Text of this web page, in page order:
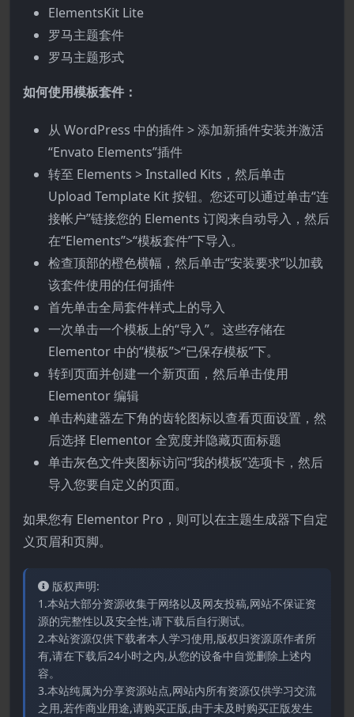
ElementsKit Lite
罗马主题套件
罗马主题形式
如何使用模板套件：
从 WordPress 中的插件 > 添加新插件安装并激活
“Envato Elements”插件
转至 Elements > Installed Kits，然后单击
Upload Template Kit 按钮。您还可以通过单击“连
接帐户”链接您的 Elements 订阅来自动导入，然后
在“Elements”>“模板套件”下导入。
检查顶部的橙色横幅，然后单击“安装要求”以加载
该套件使用的任何插件
首先单击全局套件样式上的导入
一次单击一个模板上的“导入”。这些存储在
Elementor 中的“模板”>“已保存模板”下。
转到页面并创建一个新页面，然后单击使用
Elementor 编辑
单击构建器左下角的齿轮图标以查看页面设置，然
后选择 Elementor 全宽度并隐藏页面标题
单击灰色文件夹图标访问“我的模板”选项卡，然后
导入您要自定义的页面。
如果您有 Elementor Pro，则可以在主题生成器下自定
义页眉和页脚。
版权声明:
1.本站大部分资源收集于网络以及网友投稿,网站不保证资
源的完整性以及安全性,请下载后自行测试。
2.本站资源仅供下载者本人学习使用,版权归资源原作者所
有,请在下载后24小时之内,从您的设备中自觉删除上述内
容。
3.本站纯属为分享资源站点,网站内所有资源仅供学习交流
之用,若作商业用途,请购买正版,由于未及时购买正版发生